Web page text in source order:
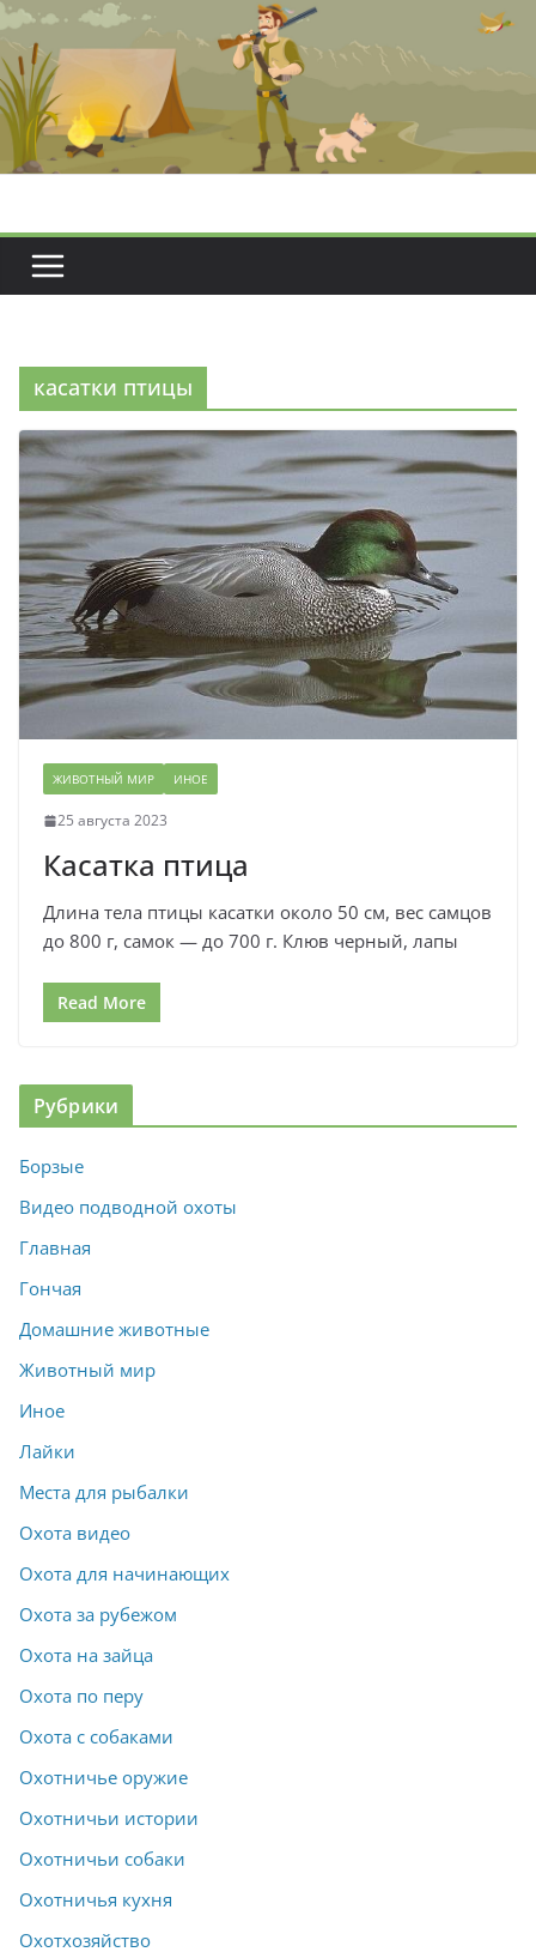
Перейти
содержимому
касатки птицы
ЖИВОТНЫЙ МИР ИНОЕ
25 августа 2023
Касатка птица
Длина тела птицы касатки около 50 см, вес самцов
до 800 г, самок — до 700 г. Клюв черный, лапы
Read More
Рубрики
Борзые
Видео подводной охоты
Главная
Гончая
Домашние животные
Животный мир
Иное
Лайки
Места для рыбалки
Охота видео
Охота для начинающих
Охота за рубежом
Охота на зайца
Охота по перу
Охота с собаками
Охотничье оружие
Охотничьи истории
Охотничьи собаки
Охотничья кухня
Охотхозяйство